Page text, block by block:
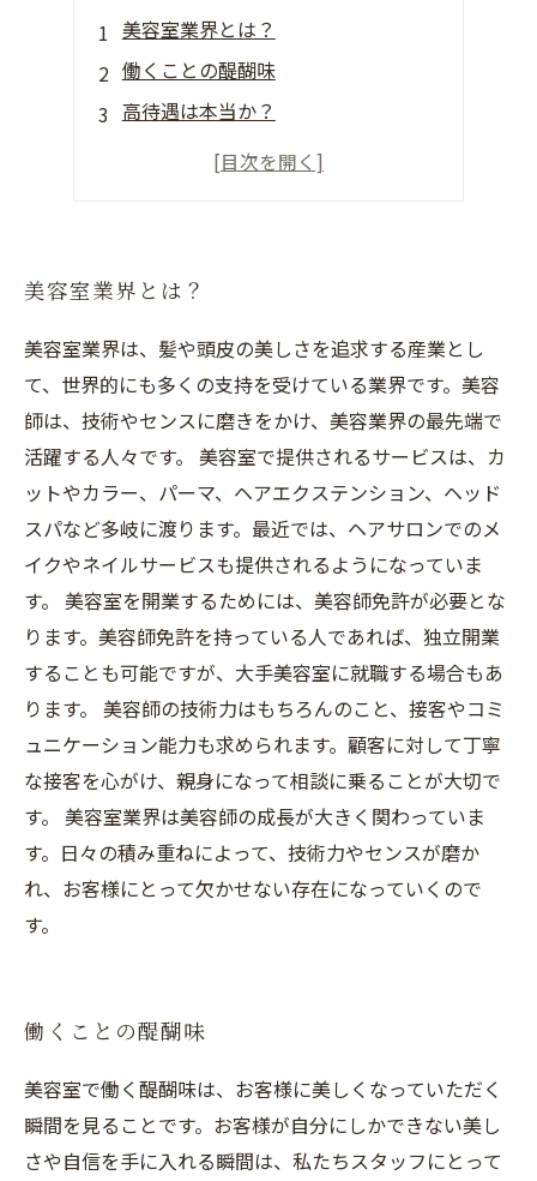
美容室業界とは？
働くことの醍醐味
高待遇は本当か？
美容師のキャリアアップ
美容室業界とは？
美容室業界は、髪や頭皮の美しさを追求する産業とし
て、世界的にも多くの支持を受けている業界です。美容
師は、技術やセンスに磨きをかけ、美容業界の最先端で
活躍する人々です。 美容室で提供されるサービスは、カ
ットやカラー、パーマ、ヘアエクステンション、ヘッド
スパなど多岐に渡ります。最近では、ヘアサロンでのメ
イクやネイルサービスも提供されるようになっていま
す。 美容室を開業するためには、美容師免許が必要とな
ります。美容師免許を持っている人であれば、独立開業
することも可能ですが、大手美容室に就職する場合もあ
ります。 美容師の技術力はもちろんのこと、接客やコミ
ュニケーション能力も求められます。顧客に対して丁寧
な接客を心がけ、親身になって相談に乗ることが大切で
す。 美容室業界は美容師の成長が大きく関わっていま
す。日々の積み重ねによって、技術力やセンスが磨か
れ、お客様にとって欠かせない存在になっていくので
す。
働くことの醍醐味
美容室で働く醍醐味は、お客様に美しくなっていただく
瞬間を見ることです。お客様が自分にしかできない美し
さや自信を手に入れる瞬間は、私たちスタッフにとって